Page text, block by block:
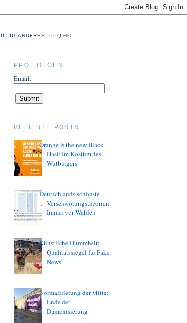
ANDERES. PPQ ®©
PPQ FOLGEN
Email:
BELIEBTE POSTS
Orange is the new Black
Hasi: Im Kostüm des
Wutbürgers
Deutschlands schönste
Verschwörungstheorien:
Immer vor Wahlen
Künstliche Dummheit:
Qualitätssiegel für Fake
News
Normalisierung der Mitte:
Ende der
Dämonisierung